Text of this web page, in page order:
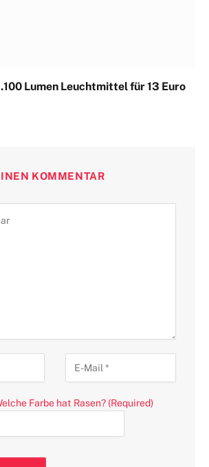
Lumen Leuchtmittel für 13 Euro
KOMMENTAR
Farbe hat Rasen? (Required)